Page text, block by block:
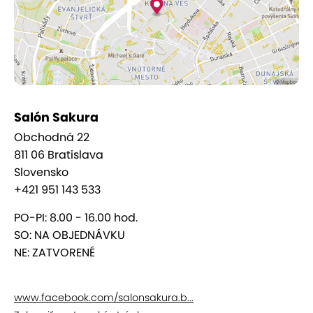
Salón Sakura
Obchodná 22
811 06 Bratislava
Slovensko
+421 951 143 533
PO-PI: 8.00 - 16.00 hod.
SO: NA OBJEDNÁVKU
NE: ZATVORENÉ
www.facebook.com/salonsakura.b...